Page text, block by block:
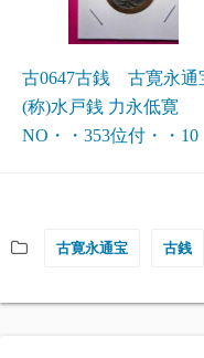
古0647古銭 古寛永通
(称)水戸銭 力永低寛
NO・・353位付・・10
古寛永通宝 古銭